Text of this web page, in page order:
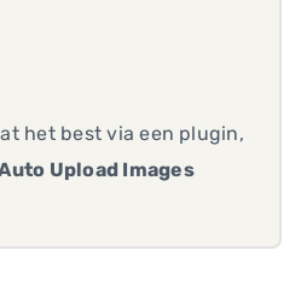
het best via een plugin,
Upload Images